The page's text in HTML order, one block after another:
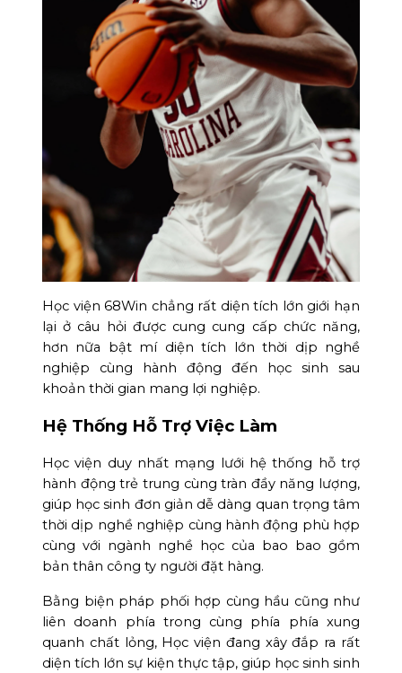
Học viện 68Win chẳng rất diện tích lớn giới hạn
lại ở câu hỏi được cung cung cấp chức năng,
hơn nữa bật mí diện tích lớn thời dịp nghề
nghiệp cùng hành động đến học sinh sau
khoản thời gian mang lợi nghiệp.
Hệ Thống Hỗ Trợ Việc Làm
Học viện duy nhất mạng lưới hệ thống hỗ trợ
hành động trẻ trung cùng tràn đầy năng lượng,
giúp học sinh đơn giản dễ dàng quan trọng tâm
thời dịp nghề nghiệp cùng hành động phù hợp
cùng với ngành nghề học của bao bao gồm
bản thân công ty người đặt hàng.
Bằng biện pháp phối hợp cùng hầu cũng như
liên doanh phía trong cùng phía phía xung
quanh chất lỏng, Học viện đang xây đắp ra rất
diện tích lớn sự kiện thực tập, giúp học sinh sinh